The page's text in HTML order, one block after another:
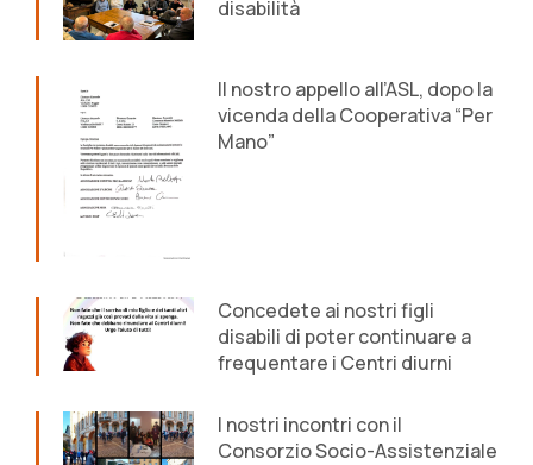
disabilità
Il nostro appello all’ASL, dopo la
vicenda della Cooperativa “Per
Mano”
Concedete ai nostri figli
disabili di poter continuare a
frequentare i Centri diurni
I nostri incontri con il
Consorzio Socio-Assistenziale